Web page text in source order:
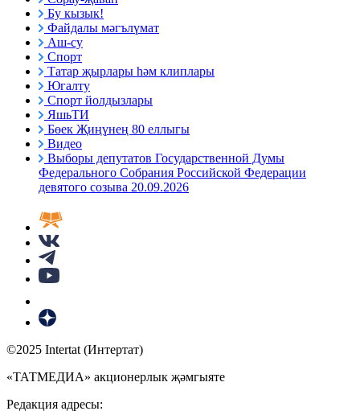
Бу кызык!
Файдалы мәгълүмат
Аш-су
Спорт
Татар җырлары һәм клиплары
Югалту
Спорт йолдызлары
ЯшьТИ
Бөек Җиңүнең 80 еллыгы
Видео
Выборы депутатов Государственной Думы
Федерального Собрания Российской Федерации
девятого созыва 20.09.2026
©2025 Intertat (Интертат)
«ТАТМЕДИА» акционерлык җәмгыяте
Редакция адресы: